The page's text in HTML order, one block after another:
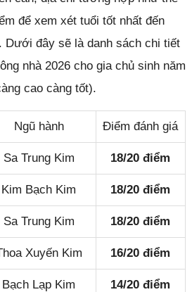
để xem xét tuổi tốt nhất đến
Dưới đây sẽ là danh sách chi tiết
nhà 2026 cho gia chủ sinh năm
cao càng tốt).
Ngũ hành Điểm đánh giá
Sa Trung Kim 18/20 điểm
Kim Bạch Kim 18/20 điểm
Sa Trung Kim 18/20 điểm
Xuyến Kim 16/20 điểm
Bạch Lạp Kim 14/20 điểm